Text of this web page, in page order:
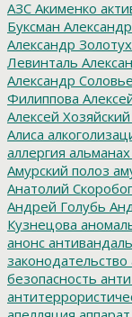
АЗС Акименко
Буксман
Александр
Левинталь
Александр
Филиппова
Алексей Хозяйский
Алиса
аллергия альманах
Амурский полоз
Анатолий
Андрей Голубь
Кузнецова
анонс
законодательство
безопасность